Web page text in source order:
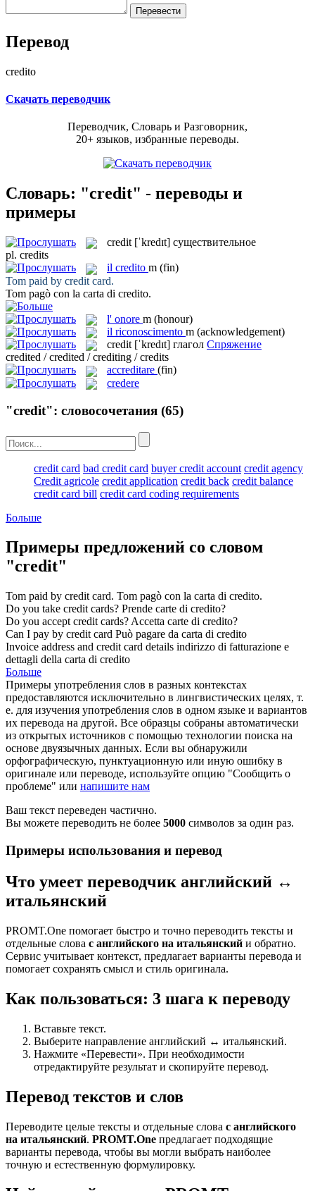
Перевод
credito
Скачать переводчик
Переводчик, Словарь и Разговорник,
20+ языков, избранные переводы.
Словарь: "credit" - переводы и
примеры
credit [ˈkredɪt] существительное
pl. credits
il credito m (fin)
Tom paid by credit card.
Tom pagò con la carta di credito.
l' onore m (honour)
il riconoscimento m (acknowledgement)
credit [ˈkredɪt] глагол Спряжение
credited / credited / crediting / credits
accreditare (fin)
credere
"credit": словосочетания (65)
credit card bad credit card buyer credit account credit agency
Credit agricole credit application credit back credit balance
credit card bill credit card coding requirements
Больше
Примеры предложений со словом
"credit"
Tom paid by credit card. Tom pagò con la carta di credito.
Do you take credit cards? Prende carte di credito?
Do you accept credit cards? Accetta carte di credito?
Can I pay by credit card Può pagare da carta di credito
Invoice address and credit card details indirizzo di fatturazione e
dettagli della carta di credito
Больше
Примеры употребления слов в разных контекстах
предоставляются исключительно в лингвистических целях, т.
е. для изучения употребления слов в одном языке и вариантов
их перевода на другой. Все образцы собраны автоматически
из открытых источников с помощью технологии поиска на
основе двуязычных данных. Если вы обнаружили
орфографическую, пунктуационную или иную ошибку в
оригинале или переводе, используйте опцию "Сообщить о
проблеме" или напишите нам
Ваш текст переведен частично.
Вы можете переводить не более 5000 символов за один раз.
Примеры использования и перевод
Что умеет переводчик английский ↔
итальянский
PROMT.One помогает быстро и точно переводить тексты и
отдельные слова с английского на итальянский и обратно.
Сервис учитывает контекст, предлагает варианты перевода и
помогает сохранять смысл и стиль оригинала.
Как пользоваться: 3 шага к переводу
Вставьте текст.
Выберите направление английский ↔ итальянский.
Нажмите «Перевести». При необходимости
отредактируйте результат и скопируйте перевод.
Перевод текстов и слов
Переводите целые тексты и отдельные слова с английского
на итальянский. PROMT.One предлагает подходящие
варианты перевода, чтобы вы могли выбрать наиболее
точную и естественную формулировку.